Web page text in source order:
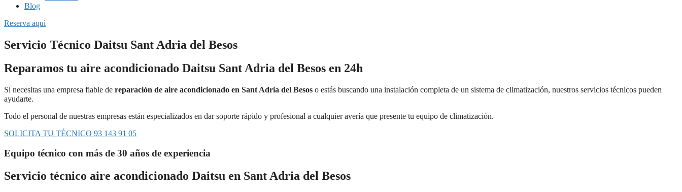
Blog
Reserva aquì
Servicio Técnico Daitsu Sant Adria del Besos
Reparamos tu aire acondicionado Daitsu Sant Adria del Besos en 24h
Si necesitas una empresa fiable de reparación de aire acondicionado en Sant Adria del Besos o estás buscando una instalación completa de un sistema de climatización, nuestros servicios técnicos pueden
ayudarte.
Todo el personal de nuestras empresas están especializados en dar soporte rápido y profesional a cualquier avería que presente tu equipo de climatización.
SOLICITA TU TÉCNICO 93 143 91 05
Equipo técnico con más de 30 años de experiencia
Servicio técnico aire acondicionado Daitsu en Sant Adria del Besos